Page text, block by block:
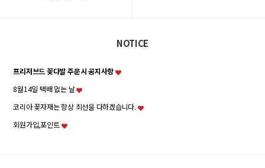
NOTICE
프리저브드 꽃다발 주문시 공지사항
8월14일 택배 없는 날
코리아 꽃자재는 항상 최선을 다하겠습니다.
회원가입,포인트